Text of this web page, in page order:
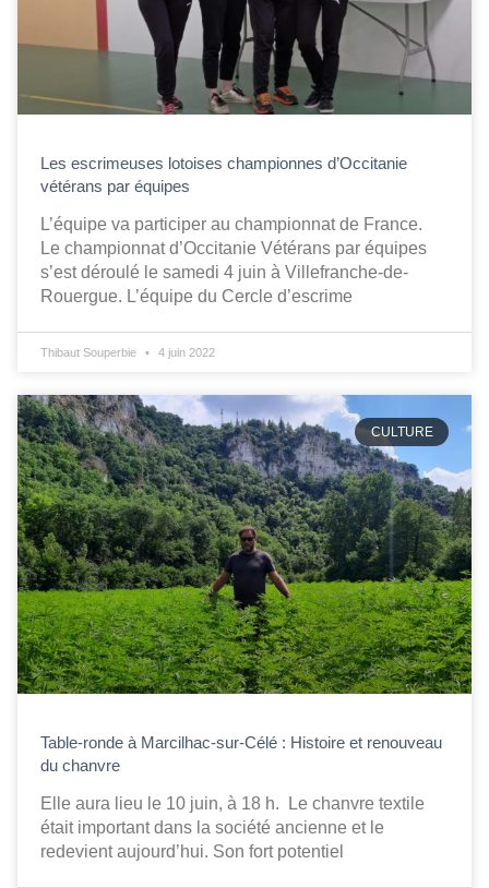
Les escrimeuses lotoises championnes d’Occitanie
vétérans par équipes
L’équipe va participer au championnat de France.
Le championnat d’Occitanie Vétérans par équipes
s’est déroulé le samedi 4 juin à Villefranche-de-
Rouergue. L’équipe du Cercle d’escrime
Thibaut Souperbie 4 juin 2022
CULTURE
Table-ronde à Marcilhac-sur-Célé : Histoire et renouveau
du chanvre
Elle aura lieu le 10 juin, à 18 h. Le chanvre textile
était important dans la société ancienne et le
redevient aujourd’hui. Son fort potentiel